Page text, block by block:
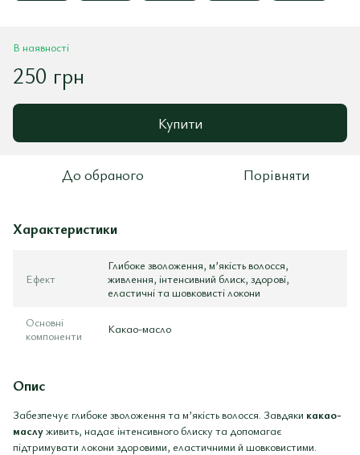
В наявності
250 грн
Купити
До обраного Порівняти
Характеристики
Ефект
Глибоке зволоження, м’якість волосся,
живлення, інтенсивний блиск, здорові,
еластичні та шовковисті локони
Основні
компоненти
Какао-масло
Опис
Забезпечує глибоке зволоження та м’якість волосся. Завдяки какао-
маслуживить, надає інтенсивного блиску та допомагає
підтримувати локони здоровими, еластичними й шовковистими.